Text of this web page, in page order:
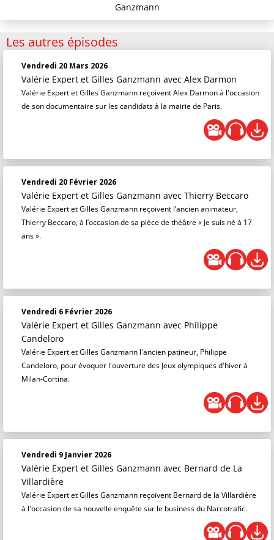
Ganzmann
Les autres épisodes
Vendredi 20 Mars 2026
Valérie Expert et Gilles Ganzmann avec Alex Darmon
Valérie Expert et Gilles Ganzmann reçoivent Alex Darmon à l'occasion
de son documentaire sur les candidats à la mairie de Paris.
Vendredi 20 Février 2026
Valérie Expert et Gilles Ganzmann avec Thierry Beccaro
Valérie Expert et Gilles Ganzmann reçoivent l’ancien animateur,
Thierry Beccaro, à l’occasion de sa pièce de théâtre « Je suis né à 17
ans ».
Vendredi 6 Février 2026
Valérie Expert et Gilles Ganzmann avec Philippe
Candeloro
Valérie Expert et Gilles Ganzmann l'ancien patineur, Philippe
Candeloro, pour évoquer l'ouverture des Jeux olympiques d'hiver à
Milan-Cortina.
Vendredi 9 Janvier 2026
Valérie Expert et Gilles Ganzmann avec Bernard de La
Villardière
Valérie Expert et Gilles Ganzmann reçoivent Bernard de la Villardière
à l'occasion de sa nouvelle enquête sur le business du Narcotrafic.